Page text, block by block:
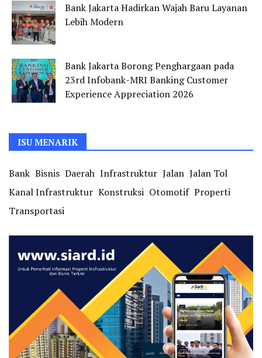
Bank Jakarta Hadirkan Wajah Baru Layanan
Lebih Modern
Bank Jakarta Borong Penghargaan pada
23rd Infobank-MRI Banking Customer
Experience Appreciation 2026
ISU MENARIK
Bank Bisnis Daerah Infrastruktur Jalan Jalan Tol
Kanal Infrastruktur Konstruksi Otomotif Properti
Transportasi